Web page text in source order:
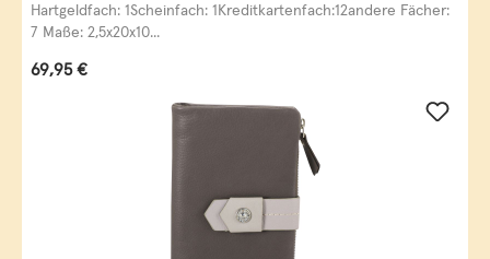
Hartgeldfach: 1Scheinfach: 1Kreditkartenfach:12andere Fächer:
7 Maße: 2,5x20x10...
Regulärer Preis:
69,95 €